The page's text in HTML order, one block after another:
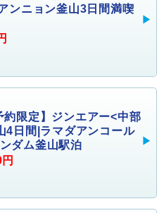
ンニョン釜山3日間満喫
約限定】ジンエアー<中部
4日間|ラマダアンコール
ダム釜山駅泊